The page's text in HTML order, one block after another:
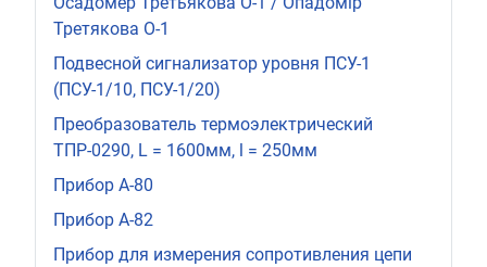
Третякова О-1
Подвесной сигнализатор уровня ПСУ-1
(ПСУ-1/10, ПСУ-1/20)
Преобразователь термоэлектрический
ТПР-0290, L = 1600мм, l = 250мм
Прибор А-80
Прибор А-82
Прибор для измерения сопротивления цепи